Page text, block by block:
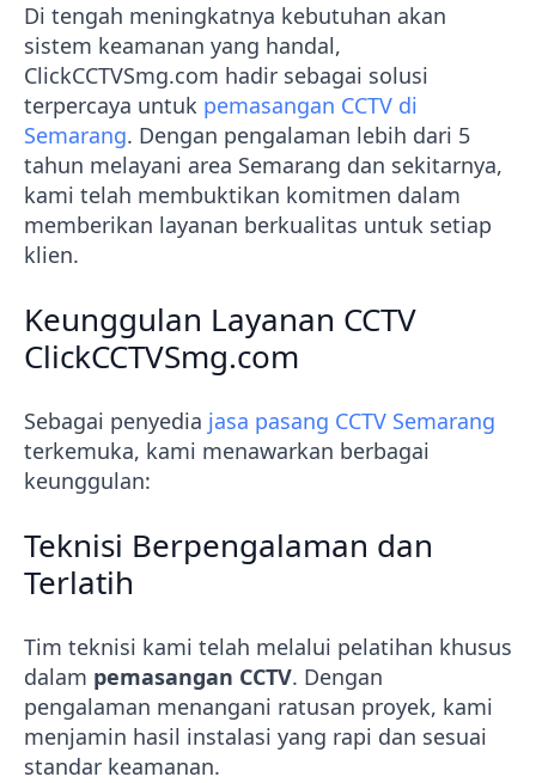
Di tengah meningkatnya kebutuhan akan
sistem keamanan yang handal,
ClickCCTVSmg.com hadir sebagai solusi
terpercaya untuk pemasangan CCTV di
Semarang. Dengan pengalaman lebih dari 5
tahun melayani area Semarang dan sekitarnya,
kami telah membuktikan komitmen dalam
memberikan layanan berkualitas untuk setiap
klien.
Keunggulan Layanan CCTV
ClickCCTVSmg.com
Sebagai penyedia jasa pasang CCTV Semarang
terkemuka, kami menawarkan berbagai
keunggulan:
Teknisi Berpengalaman dan
Terlatih
Tim teknisi kami telah melalui pelatihan khusus
dalam pemasangan CCTV. Dengan
pengalaman menangani ratusan proyek, kami
menjamin hasil instalasi yang rapi dan sesuai
standar keamanan.